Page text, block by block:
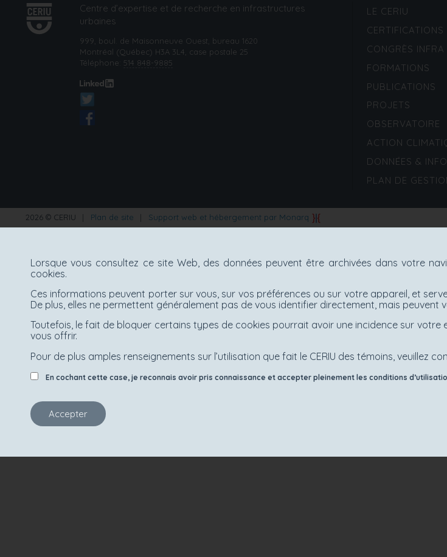
Centre d’expertise et de recherche en infrastructures
urbaines
999, boul. de Maisonneuve Ouest, bureau 1620
Montréal (Québec) H3A 3L4, case postale 25
Téléphone: 514 848-9885
LE CERIU
CERTIFICATIONS
CONGRÈS INFRA
FORMATIONS
PUBLICATIONS
PROJETS
OBSERVATOIRE
ACTION
DONNÉES &
PLAN DE
2026 © CERIU | Plan de site | Support web et hébergement par Monarq
Lorsque vous consultez ce site Web, des données peuvent être archivées dans votre
cookies.
Ces informations peuvent porter sur vous, sur vos préférences ou sur votre appareil, et
De plus, elles ne permettent généralement pas de vous identifier directement, mais peuvent
Toutefois, le fait de bloquer certains types de cookies pourrait avoir une incidence sur
vous offrir.
Pour de plus amples renseignements sur l’utilisation que fait le CERIU des témoins, veuillez
En cochant cette case, je reconnais avoir pris connaissance et accepter pleinement les conditions
Accepter